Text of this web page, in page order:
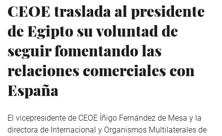
CEOE traslada al presidente
de Egipto su voluntad de
seguir fomentando las
relaciones comerciales con
España
El vicepresidente de CEOE Íñigo Fernández de Mesa y la
directora de Internacional y Organismos Multilaterales de